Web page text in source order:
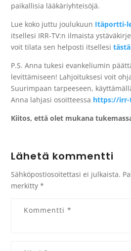
paikallisia lääkäriyhteisöjä.
Lue koko juttu joulukuun Itäportti-
itsellesi IRR-TV:n ilmaista
voit tilata sen helposti itsellesi
P.S. Anna tukesi evankeliumin
levittämiseen! Lahjoituksesi voit
Suurimpaan tarpeeseen,
Anna lahjasi osoitteessa https://
Kiitos, että olet mukana
Lähetä kommentti
Sähköpostiosoitettasi ei julkaista.
merkitty*